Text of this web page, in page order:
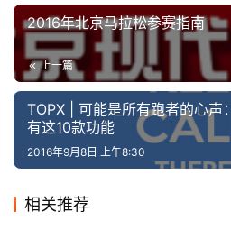
2016年北京马拉松参赛指南
上一篇
TOPX | 可能是所有跑者的心声
有这10款功能
2016年9月8日 上午8:30
相关推荐